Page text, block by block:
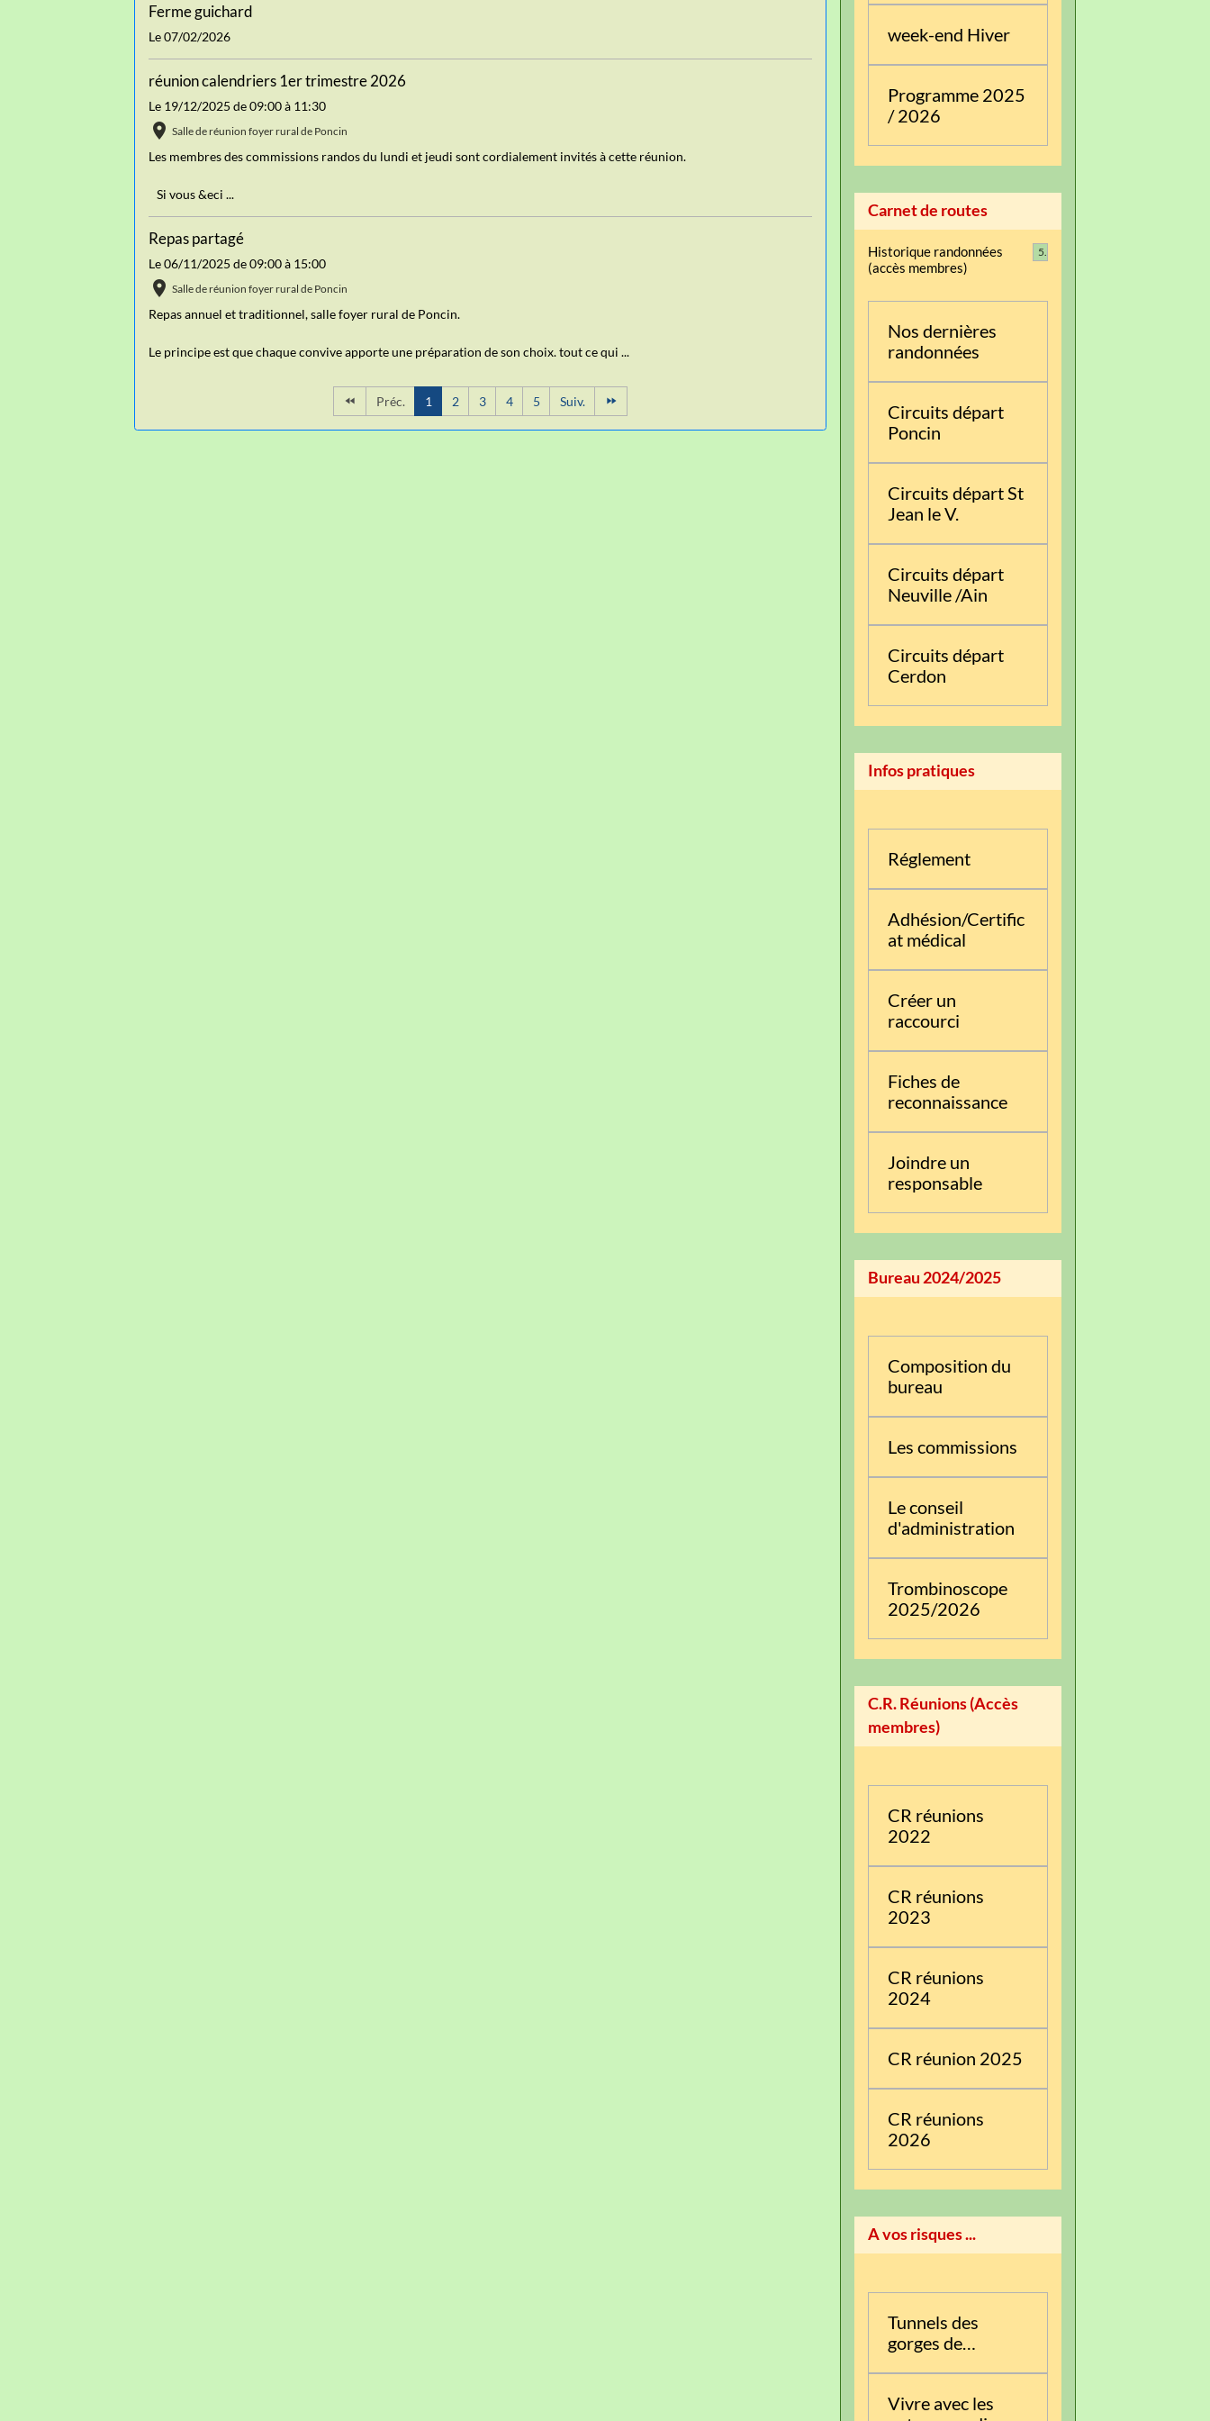
Ferme guichard
Le 07/02/2026
réunion calendriers 1er trimestre 2026
Le 19/12/2025 de 09:00 à 11:30
Salle de réunion foyer rural de Poncin
Les membres des commissions randos du lundi et jeudi sont cordialement invités à cette réunion.
Si vous &eci ...
Repas partagé
Le 06/11/2025 de 09:00 à 15:00
Salle de réunion foyer rural de Poncin
Repas annuel et traditionnel, salle foyer rural de Poncin.
Le principe est que chaque convive apporte une préparation de son choix. tout ce qui ...
Préc. 1 2 3 4 5 Suiv.
week-end Hiver
Programme 2025
/ 2026
Carnet de routes
Historique randonnées
(accès membres)
5
Nos dernières
randonnées
Circuits départ
Poncin
Circuits départ St
Jean le V.
Circuits départ
Neuville /Ain
Circuits départ
Cerdon
Infos pratiques
Réglement
Adhésion/Certific
at médical
Créer un
raccourci
Fiches de
reconnaissance
Joindre un
responsable
Bureau 2024/2025
Composition du
bureau
Les commissions
Le conseil
d'administration
Trombinoscope
2025/2026
C.R. Réunions (Accès
membres)
CR réunions
2022
CR réunions
2023
CR réunions
2024
CR réunion 2025
CR réunions
2026
A vos risques ...
Tunnels des
gorges de
Vivre avec les